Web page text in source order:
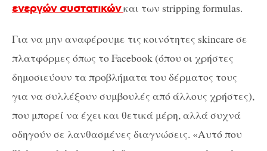
ενεργών συστατικώνκαι των stripping formulas.
Για να μην αναφέρουμε τις κοινότητες skincare σε
πλατφόρμες όπως το Facebook (όπου οι χρήστες
δημοσιεύουν τα προβλήματα του δέρματος τους
για να συλλέξουν συμβουλές από άλλους χρήστες),
που μπορεί να έχει και θετικά μέρη, αλλά συχνά
οδηγούν σε λανθασμένες διαγνώσεις. «Αυτό που